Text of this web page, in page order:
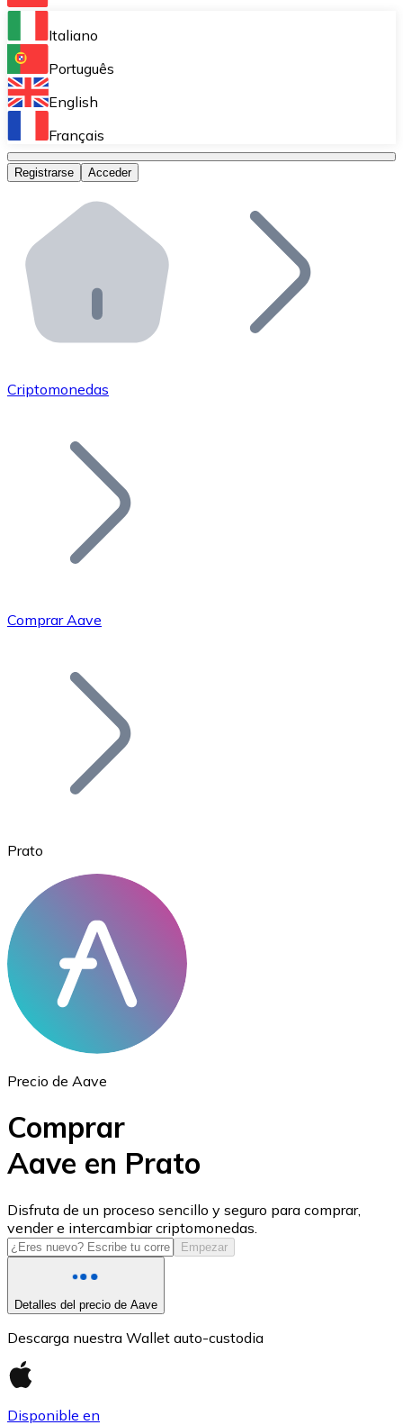
Bitnovo Ramp
Integra nuestra solución en tu plataforma.
Bitnovo Giftcards
Bitnovo OTC
Bitnovo ATM
Integra un ATM Bitnovo en tu negocio y permite que
Bitnovo API
Integra nuestra API en tu ecosistema.
Únete a nuestra red de distribuidores.
Añade tu proyecto a nuestro ecosistema.
Bitcoin
Ethereum
ETH
USD Coin
USDC
Italiano
Português
English
Français
Registrarse Acceder
Criptomonedas
Comprar Aave
Prato
Precio de Aave
Comprar
Aave en Prato
Disfruta de un proceso sencillo y seguro para comprar,
vender e intercambiar criptomonedas.
Empezar
Detalles del precio de Aave
Descarga nuestra Wallet auto-custodia
Disponible en